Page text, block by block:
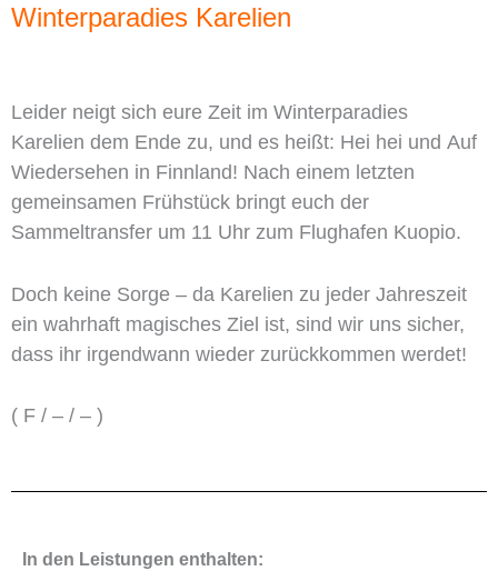
Winterparadies Karelien
Leider neigt sich eure Zeit im Winterparadies
Karelien dem Ende zu, und es heißt: Hei hei und Auf
Wiedersehen in Finnland! Nach einem letzten
gemeinsamen Frühstück bringt euch der
Sammeltransfer um 11 Uhr zum Flughafen Kuopio.
Doch keine Sorge – da Karelien zu jeder Jahreszeit
ein wahrhaft magisches Ziel ist, sind wir uns sicher,
dass ihr irgendwann wieder zurückkommen werdet!
( F / – / – )
In den Leistungen enthalten: